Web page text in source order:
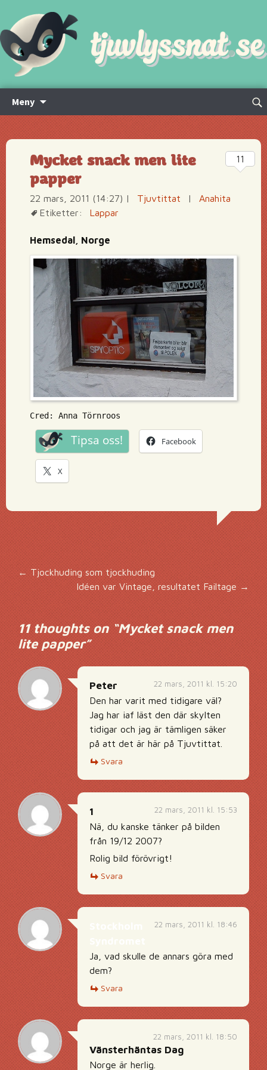
Meny
innehåll
Sök
Mycket snack men lite
papper
22 mars, 2011 (14:27) | Tjuvtittat |
Anahita
Etiketter:
Lappar
Hemsedal, Norge
Cred: Anna Törnroos
Tipsa oss! Facebook
X
11
Inläggsnavigering
← Tjockhuding som tjockhuding
Idéen var Vintage, resultatet Failtage →
11 thoughts on “Mycket snack men
lite papper”
22 mars, 2011 kl. 15:20
Peter
Den har varit med tidigare väl?
Jag har iaf läst den där skylten
tidigar och jag är tämligen säker
på att det är här på Tjuvtittat.
Svara
22 mars, 2011 kl. 15:53
1
Nä, du kanske tänker på bilden
från 19/12 2007?
Rolig bild förövrigt!
Svara
22 mars, 2011 kl. 18:46
Ja, vad skulle de annars göra med
dem?
Svara
22 mars, 2011 kl. 18:50
Vänsterhäntas Dag
Norge är herlig.